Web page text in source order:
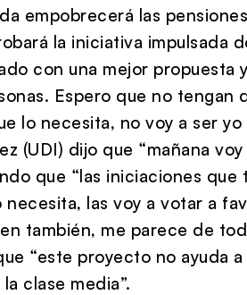
empobrecerá las
la iniciativa impulsada
con una mejor propuesta
Espero que no tengan
lo necesita, no voy a ser yo
(UDI) dijo que “mañana
que “las iniciaciones
las voy a votar a
también, me parece de
“este proyecto no ayuda
clase media”.